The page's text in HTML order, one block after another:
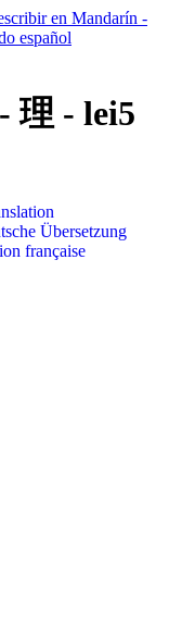
理 - lei5
Übersetzung
française